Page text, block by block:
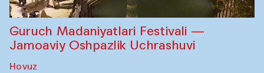
Guruch Madaniyatlari Festivali —
Jamoaviy Oshpazlik Uchrashuvi
Hovuz